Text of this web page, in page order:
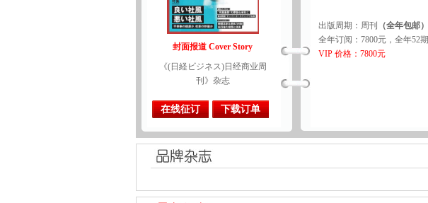
封面报道 Cover Story
《(日経ビジネス)日经商业周
刊》杂志
在线征订 下载订单
出版周期：周刊
（全年包邮）
全年订阅：7800元，全年52期
VIP 价格：7800元